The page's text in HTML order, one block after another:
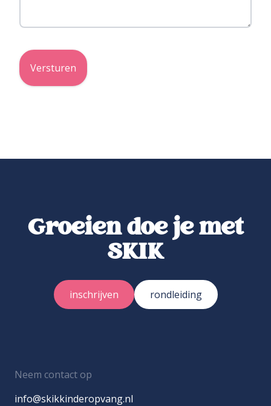
Groeien doe je met
SKIK
inschrijven rondleiding
Neem contact op
info@skikkinderopvang.nl